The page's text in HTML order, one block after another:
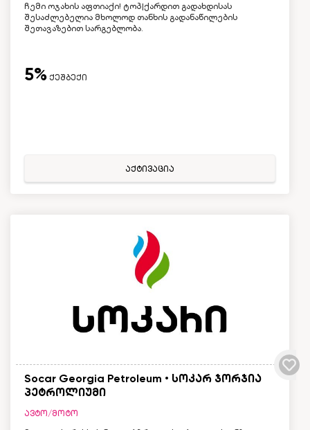
ჩემი ოჯახის აფთიაქი! ტოპ|ქარდით გადახდისას
შესაძლებელია მხოლოდ თანხის გადანაწილების
შეთავაზებით სარგებლობა.
5% ქეშბექი
აქტივაცია
Socar Georgia Petroleum • სოკარ ჯორჯია
პეტროლიუმი
ავტო/მოტო